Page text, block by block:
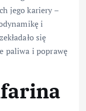
jego kariery –
i
się
paliwa i poprawę